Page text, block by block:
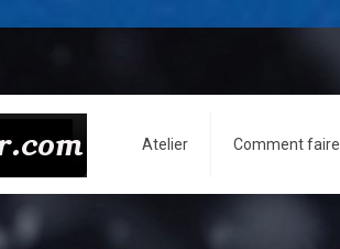
Atelier Comment faire